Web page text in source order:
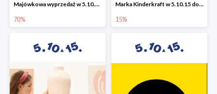
Majówkowa wyprzedaż w 5.10.15 do -70%
70%
Marka Kinderkraft w 5.10.15 do -15%
15%